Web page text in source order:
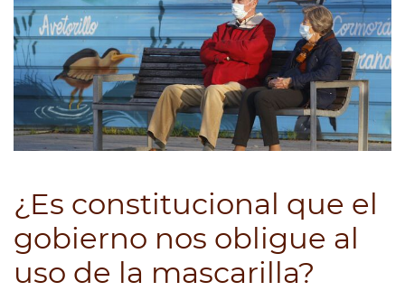
¿Es constitucional que el
gobierno nos obligue al
uso de la mascarilla?